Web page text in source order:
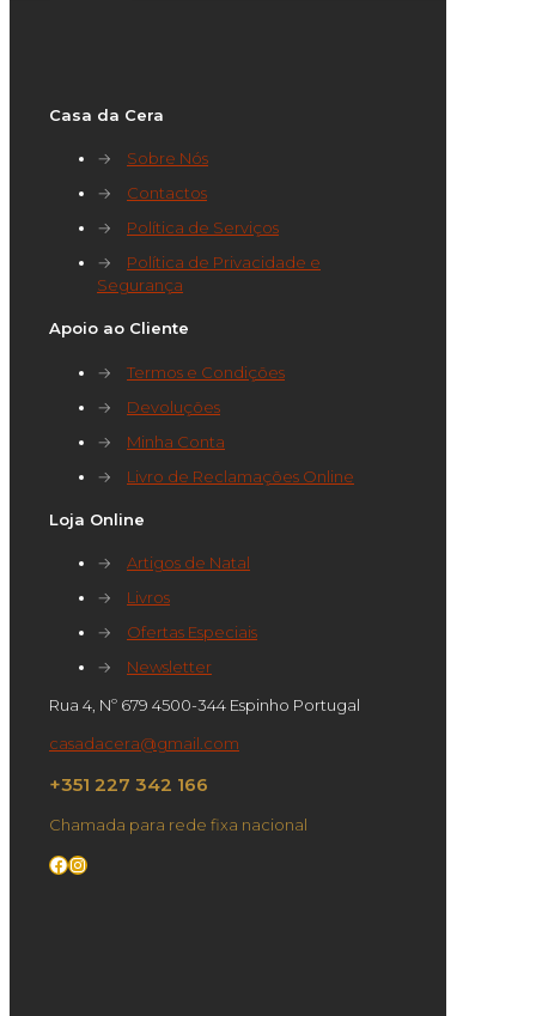
Casa da Cera
→
Sobre Nós
→
Contactos
→
Política de Serviços
→
Política de Privacidade e
Segurança
Apoio ao Cliente
→
Termos e Condições
→
Devoluções
→
Minha Conta
→
Livro de Reclamações Online
Loja Online
→
Artigos de Natal
→
Livros
→
Ofertas Especiais
→
Newsletter
Rua 4, Nº 679 4500-344 Espinho Portugal
casadacera@gmail.com
+351 227 342 166
Chamada para rede fixa nacional
Facebook
Instagram